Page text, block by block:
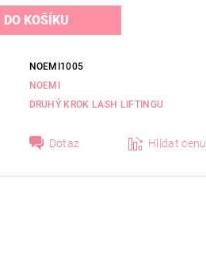
NOEMI1005
NOEMI
DRUHÝ KROK LASH LIFTINGU
Dotaz Hlídat cenu